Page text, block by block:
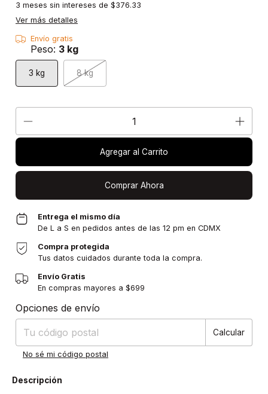
3 meses sin intereses de $376.33
Ver más detalles
Envío gratis
Peso: 3 kg
3 kg 8 kg
Agregar al Carrito
Comprar Ahora
Entrega el mismo día
De L a S en pedidos antes de las 12 pm en CDMX
Compra protegida
Tus datos cuidados durante toda la compra.
Envío Gratis
En compras mayores a $699
Entregas para el CP:
Opciones de envío
Calcular
No sé mi código postal
Descripción